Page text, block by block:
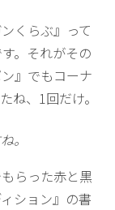
くらぶ』って
。それがその
』でもコーナ
ね、1回だけ。
。
らった赤と黒
ション』の書